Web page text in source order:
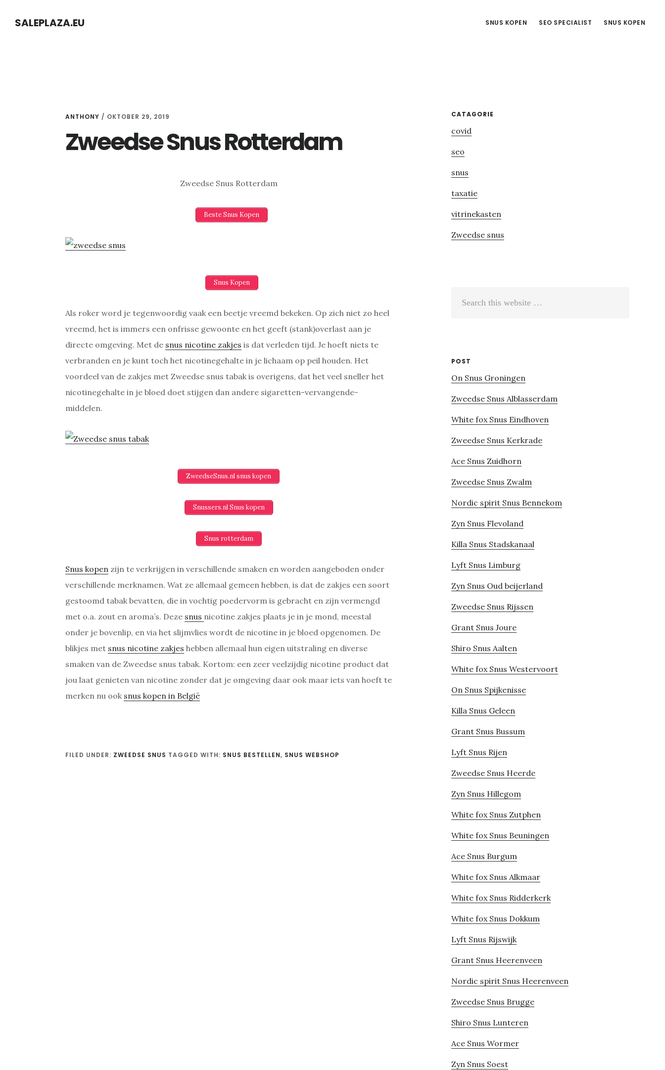
SALEPLAZA.EU SNUS KOPEN SEO SPECIALIST SNUS KOPEN
ANTHONY / OKTOBER 29, 2019
Zweedse Snus Rotterdam
Zweedse Snus Rotterdam
Beste Snus Kopen
Snus Kopen
Als roker word je tegenwoordig vaak een beetje vreemd bekeken. Op zich niet zo heel
vreemd, het is immers een onfrisse gewoonte en het geeft (stank)overlast aan je
directe omgeving. Met de snus nicotine zakjes is dat verleden tijd. Je hoeft niets te
verbranden en je kunt toch het nicotinegehalte in je lichaam op peil houden. Het
voordeel van de zakjes met Zweedse snus tabak is overigens, dat het veel sneller het
nicotinegehalte in je bloed doet stijgen dan andere sigaretten-vervangende-
middelen.
ZweedseSnus.nl snus kopen
Snussers.nl Snus kopen
Snus rotterdam
Snus kopen zijn te verkrijgen in verschillende smaken en worden aangeboden onder
verschillende merknamen. Wat ze allemaal gemeen hebben, is dat de zakjes een soort
gestoomd tabak bevatten, die in vochtig poedervorm is gebracht en zijn vermengd
met o.a. zout en aroma’s. Deze snus nicotine zakjes plaats je in je mond, meestal
onder je bovenlip, en via het slijmvlies wordt de nicotine in je bloed opgenomen. De
blikjes met snus nicotine zakjes hebben allemaal hun eigen uitstraling en diverse
smaken van de Zweedse snus tabak. Kortom: een zeer veelzijdig nicotine product dat
jou laat genieten van nicotine zonder dat je omgeving daar ook maar iets van hoeft te
merken nu ook snus kopen in België
FILED UNDER: ZWEEDSE SNUS TAGGED WITH: SNUS BESTELLEN, SNUS WEBSHOP
Primary
Sidebar
CATAGORIE
covid
seo
snus
taxatie
vitrinekasten
Zweedse snus
POST
On Snus Groningen
Zweedse Snus Alblasserdam
White fox Snus Eindhoven
Zweedse Snus Kerkrade
Ace Snus Zuidhorn
Zweedse Snus Zwalm
Nordic spirit Snus Bennekom
Zyn Snus Flevoland
Killa Snus Stadskanaal
Lyft Snus Limburg
Zyn Snus Oud beijerland
Zweedse Snus Rijssen
Grant Snus Joure
Shiro Snus Aalten
White fox Snus Westervoort
On Snus Spijkenisse
Killa Snus Geleen
Grant Snus Bussum
Lyft Snus Rijen
Zweedse Snus Heerde
Zyn Snus Hillegom
White fox Snus Zutphen
White fox Snus Beuningen
Ace Snus Burgum
White fox Snus Alkmaar
White fox Snus Ridderkerk
White fox Snus Dokkum
Lyft Snus Rijswijk
Grant Snus Heerenveen
Nordic spirit Snus Heerenveen
Zweedse Snus Brugge
Shiro Snus Lunteren
Ace Snus Wormer
Zyn Snus Soest